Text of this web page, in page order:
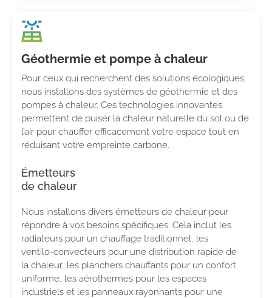
Géothermie et pompe à chaleur
Pour ceux qui recherchent des solutions écologiques,
nous installons des systèmes de géothermie et des
pompes à chaleur. Ces technologies innovantes
permettent de puiser la chaleur naturelle du sol ou de
l’air pour chauffer efficacement votre espace tout en
réduisant votre empreinte carbone.
Émetteurs
de chaleur
Nous installons divers émetteurs de chaleur pour
répondre à vos besoins spécifiques. Cela inclut les
radiateurs pour un chauffage traditionnel, les
ventilo-convecteurs pour une distribution rapide de
la chaleur, les planchers chauffants pour un confort
uniforme, les aérothermes pour les espaces
industriels et les panneaux rayonnants pour une